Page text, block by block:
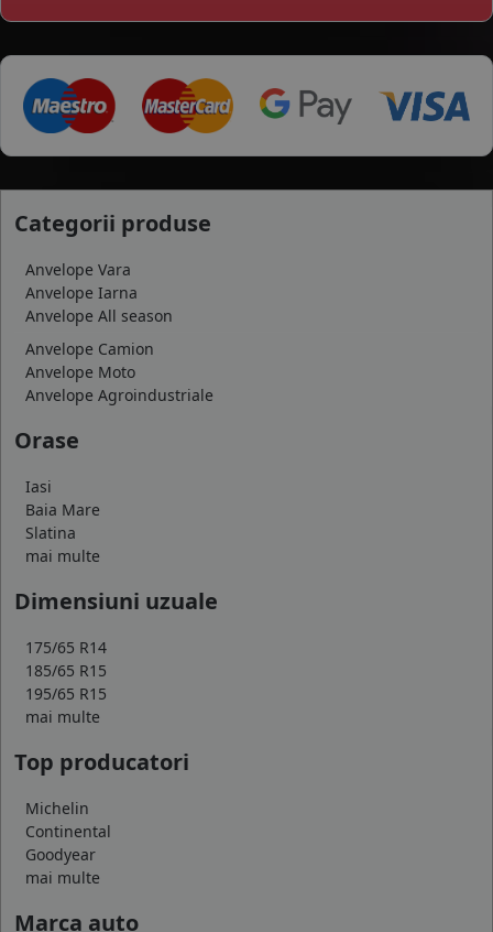
Categorii produse
Anvelope Vara
Anvelope Iarna
Anvelope All season
Anvelope Camion
Anvelope Moto
Anvelope Agroindustriale
Orase
Iasi
Baia Mare
Slatina
mai multe
Dimensiuni uzuale
175/65 R14
185/65 R15
195/65 R15
mai multe
Top producatori
Michelin
Continental
Goodyear
mai multe
Marca auto